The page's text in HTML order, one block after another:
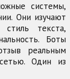
системы,
Они изучают
стиль текста,
Боты
реальным
Один из